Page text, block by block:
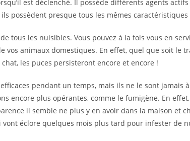
est déclenché. Il possède différents agents
possèdent presque tous les mêmes
tous les nuisibles. Vous pouvez à la fois vous en
vos animaux domestiques. En effet, quel que soit le
les puces persisteront encore et encore !
pendant un temps, mais ils ne le sont jamais
encore plus opérantes, comme le fumigène. En
il semble ne plus y en avoir dans la maison et
éclore quelques mois plus tard pour infester de